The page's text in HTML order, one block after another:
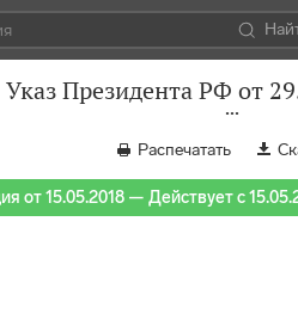
Указ Президента РФ от
Распечатать
от 15.05.2018 — Действует с